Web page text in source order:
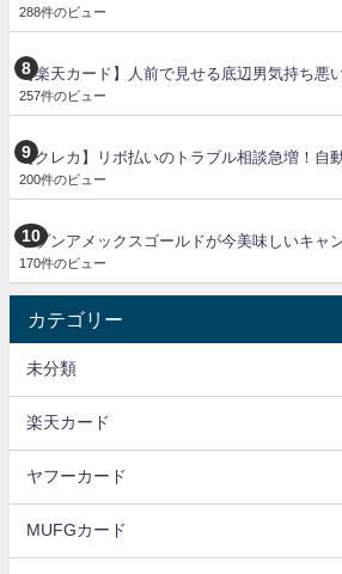
288件のビュー
【楽天カード】人前で見せる底辺男気持ち悪
257件のビュー
【クレカ】リボ払いのトラブル相談急増！自
200件のビュー
セゾンアメックスゴールドが今美味しいキャ
170件のビュー
カテゴリー
未分類
楽天カード
ヤフーカード
MUFGカード